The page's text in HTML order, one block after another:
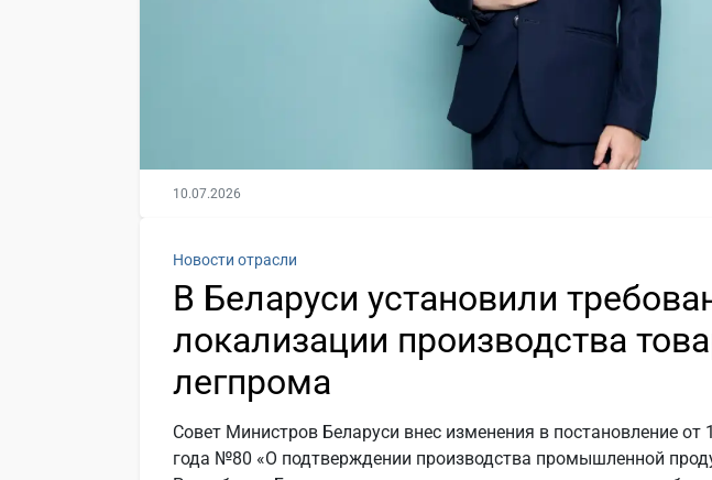
10.07.2026
Новости отрасли
В Беларуси установили
локализации производства
легпрома
Совет Министров Беларуси внес изменения в постановление от
года №80 «О подтверждении производства промышленной